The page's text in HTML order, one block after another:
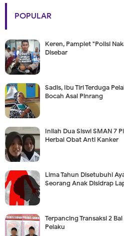
POPULAR
Keren, Pamplet "Polisi
Disebar
Sadis, Ibu Tiri Terduga
Bocah Asal Pinrang
Inilah Dua Siswi SMAN 7
Herbal Obat Anti Kanker
Lima Tahun Disetubuhi
Seorang Anak Disidrap
Terpancing Transaksi 2
Pelaku